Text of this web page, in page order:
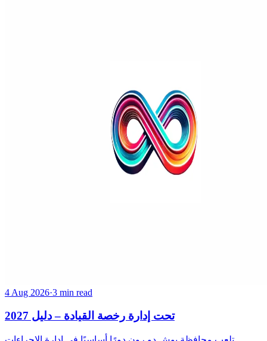
4 Aug 2026·3 min read
تحت إدارة رخصة القيادة – دليل 2027